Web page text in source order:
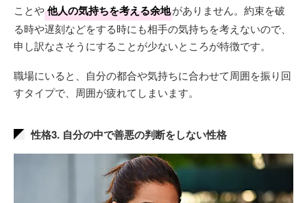
ことや他人の気持ちを考える余地がありません。約束を破
る時や遅刻などをする時にも相手の気持ちを考えないので、
申し訳なさそうにすることが少ないところが特徴です。
職場にいると、自分の都合や気持ちに合わせて周囲を振り回
すタイプで、周囲が疲れてしまいます。
性格3. 自分の中で善悪の判断をしない性格